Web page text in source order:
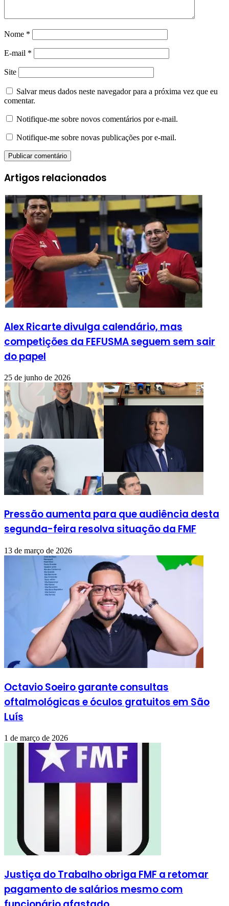
Nome *
E-mail *
Site
Salvar meus dados neste navegador para a próxima vez que eu
comentar.
Notifique-me sobre novos comentários por e-mail.
Notifique-me sobre novas publicações por e-mail.
Artigos relacionados
Alex Ricarte divulga calendário, mas
competições da FEFUSMA seguem sem sair
do papel
25 de junho de 2026
Pressão aumenta para que audiência desta
segunda-feira resolva situação da FMF
13 de março de 2026
Octavio Soeiro garante consultas
oftalmológicas e óculos gratuitos em São
Luís
1 de março de 2026
Justiça do Trabalho obriga FMF a retomar
pagamento de salários mesmo com